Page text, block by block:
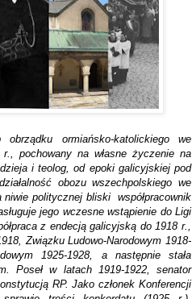
ormiańsko-katolickiego we
pochowany na własne życzenie na
i teolog, od epoki galicyjskiej pod
obozu wszechpolskiego we
politycznej bliski współpracownik
jego wczesne wstąpienie do Ligi
z endecją galicyjską do 1918 r.,
Związku Ludowo-Narodowym 1918-
1925-1928, a następnie stała
Poseł w latach 1919-1922, senator
RP. Jako członek Konferencji